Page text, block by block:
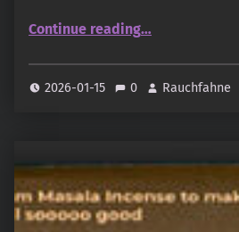
Continue reading…
2026-01-15 0 Rauchfahne